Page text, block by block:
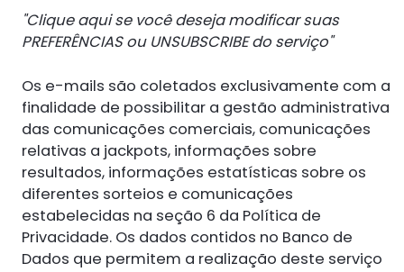
"Clique aqui se você deseja modificar suas
PREFERÊNCIAS ou UNSUBSCRIBE do serviço"
Os e-mails são coletados exclusivamente com a
finalidade de possibilitar a gestão administrativa
das comunicações comerciais, comunicações
relativas a jackpots, informações sobre
resultados, informações estatísticas sobre os
diferentes sorteios e comunicações
estabelecidas na seção 6 da Política de
Privacidade. Os dados contidos no Banco de
Dados que permitem a realização deste serviço